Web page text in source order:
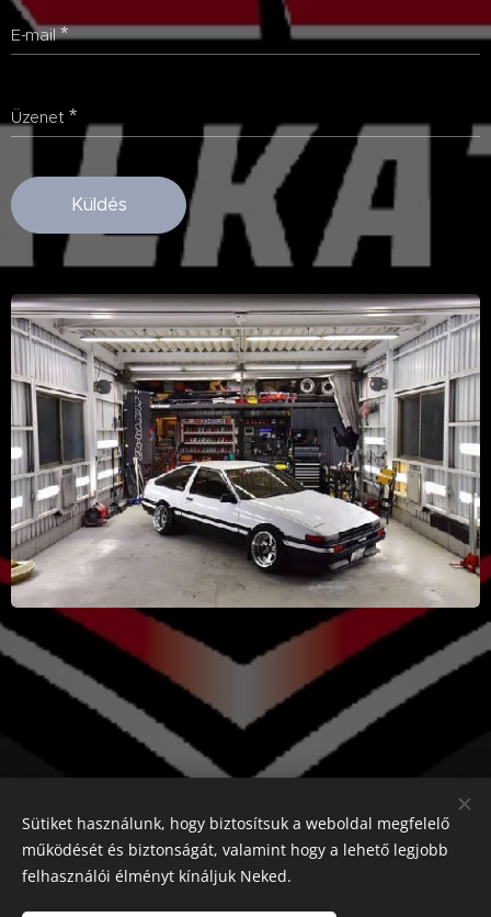
E-mail
Üzenet
Küldés
Sütiket használunk, hogy biztosítsuk a weboldal megfelelő
működését és biztonságát, valamint hogy a lehető legjobb
felhasználói élményt kínáljuk Neked.